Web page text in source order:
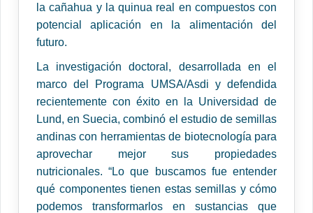
la cañahua y la quinua real en compuestos con
potencial aplicación en la alimentación del
futuro.
La investigación doctoral, desarrollada en el
marco del Programa UMSA/Asdi y defendida
recientemente con éxito en la Universidad de
Lund, en Suecia, combinó el estudio de semillas
andinas con herramientas de biotecnología para
aprovechar mejor sus propiedades
nutricionales. “Lo que buscamos fue entender
qué componentes tienen estas semillas y cómo
podemos transformarlos en sustancias que